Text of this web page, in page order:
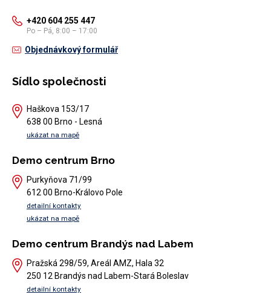
+420 604 255 447
Po – Pá, 8:00 – 17:00
Objednávkový formulář
Sídlo společnosti
Haškova 153/17
638 00 Brno - Lesná
ukázat na mapě
Demo centrum Brno
Purkyňova 71/99
612 00 Brno-Královo Pole
detailní kontakty
ukázat na mapě
Demo centrum Brandýs nad Labem
Pražská 298/59, Areál AMZ, Hala 32
250 12 Brandýs nad Labem-Stará Boleslav
detailní kontakty